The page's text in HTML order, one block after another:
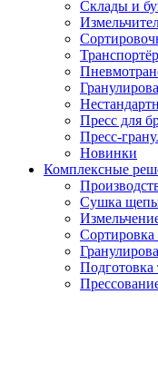
Склады и
Пресс для
Пресс-
Новинки
Комплексные
Сушка
Сортировка
Подготовка